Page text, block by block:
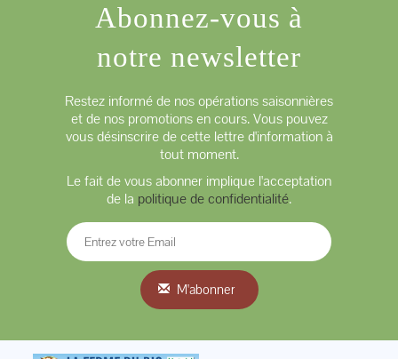
Abonnez-vous à
notre newsletter
Restez informé de nos opérations saisonnières
et de nos promotions en cours. Vous pouvez
vous désinscrire de cette lettre d'information à
tout moment.
Le fait de vous abonner implique l'acceptation
de la politique de confidentialité.
M'abonner